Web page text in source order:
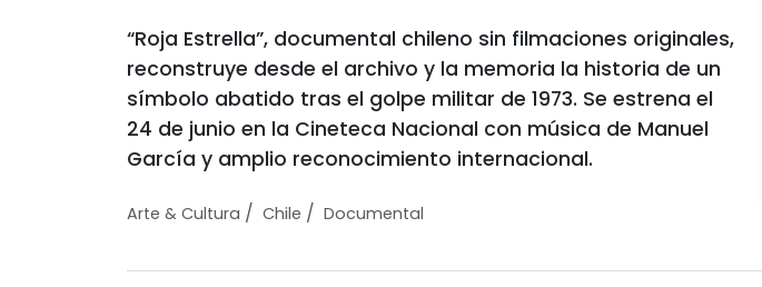
“Roja Estrella”, documental chileno sin filmaciones originales,
reconstruye desde el archivo y la memoria la historia de un
símbolo abatido tras el golpe militar de 1973. Se estrena el
24 de junio en la Cineteca Nacional con música de Manuel
García y amplio reconocimiento internacional.
Arte & Cultura / Chile / Documental